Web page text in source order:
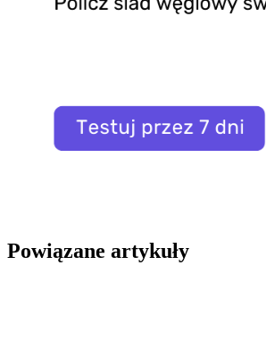
Powiązane artykuły